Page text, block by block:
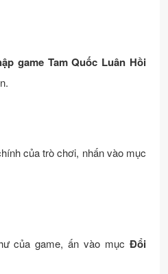
game Tam Quốc Luân Hồi
của trò chơi, nhấn vào mục
của game, ấn vào mụcĐổi